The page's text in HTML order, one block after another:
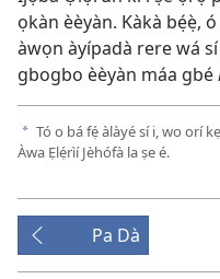
ọkàn èèyàn. Kàkà bẹ́ẹ̀,
àwọn àyípadà rere wá
gbogbo èèyàn máa gbé
a Tó o bá fẹ́ àlàyé sí i, wo orí
Àwa Ẹlẹ́rìí Jèhófà la ṣe é.
Pa Dà